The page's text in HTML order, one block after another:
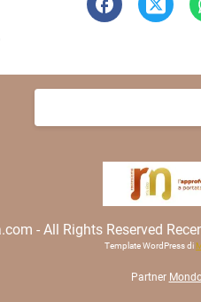
Ricerca
- All Rights Reserved
Template WordPress di
Partner